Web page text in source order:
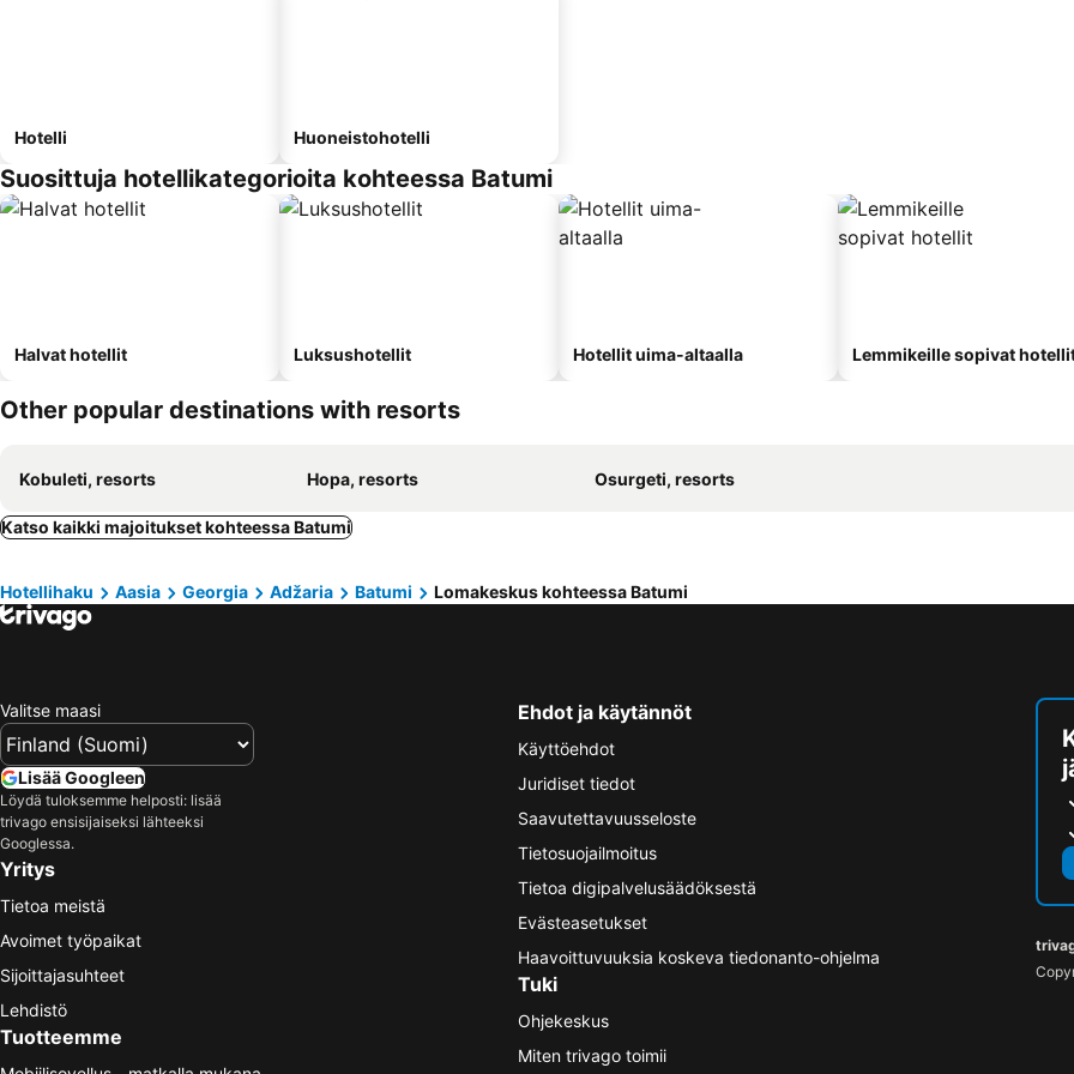
Hotelli Huoneistohotelli
Suosittuja hotellikategorioita kohteessa Batumi
Halvat hotellit Luksushotellit Hotellit uima-altaalla Lemmikeille sopivat
Other popular destinations with resorts
Kobuleti, resorts Hopa, resorts Osurgeti, resorts
Katso kaikki majoitukset kohteessa Batumi
Hotellihaku Aasia Georgia Adžaria Batumi Lomakeskus kohteessa Batumi
Valitse maasi
Lisää Googleen
Löydä tuloksemme helposti: lisää
trivago ensisijaiseksi lähteeksi
Googlessa.
Yritys
Tietoa meistä
Avoimet työpaikat
Sijoittajasuhteet
Lehdistö
Tuotteemme
Ehdot ja käytännöt
Käyttöehdot
Juridiset tiedot
Saavutettavuusseloste
Tietosuojailmoitus
Tietoa digipalvelusäädöksestä
Evästeasetukset
Haavoittuvuuksia koskeva tiedonanto-ohjelma
Tuki
Ohjekeskus
Miten trivago toimii